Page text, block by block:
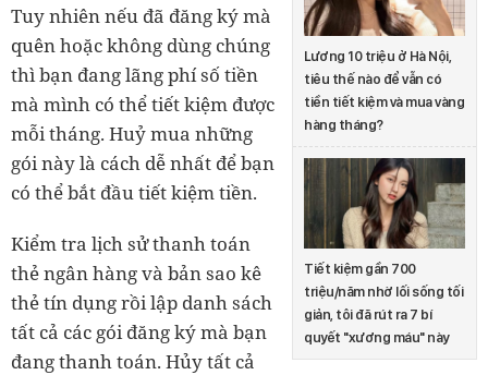
Lương 10 triệu ở Hà Nội,
tiêu thế nào để vẫn có
tiền tiết kiệm và mua vàng
hàng tháng?
Tiết kiệm gần 700
triệu/năm nhờ lối sống tối
giản, tôi đã rút ra 7 bí
quyết "xương máu" này
Tuy nhiên nếu đã đăng ký mà
quên hoặc không dùng chúng
thì bạn đang lãng phí số tiền
mà mình có thể tiết kiệm được
mỗi tháng. Huỷ mua những
gói này là cách dễ nhất để bạn
có thể bắt đầu tiết kiệm tiền.
Kiểm tra lịch sử thanh toán
thẻ ngân hàng và bản sao kê
thẻ tín dụng rồi lập danh sách
tất cả các gói đăng ký mà bạn
đang thanh toán. Hủy tất cả